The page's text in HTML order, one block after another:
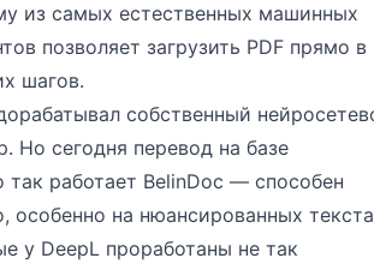
из самых естественных машинных
позволяет загрузить PDF прямо в
шагов.
собственный
Но сегодня перевод на базе
работает BelinDoc — способен
особенно на нюансированных
у DeepL проработаны не так